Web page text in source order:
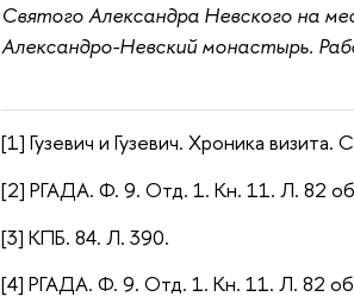
Святого Александра Невского на
Александро-Невский монастырь.
[1] Гузевич и Гузевич. Хроника визита.
[2] РГАДА. Ф. 9. Отд. 1. Кн. 11. Л. 82
[3] КПБ. 84. Л. 390.
[4] РГАДА. Ф. 9. Отд. 1. Кн. 11. Л. 82